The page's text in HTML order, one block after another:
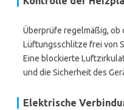
Überprüfe regelmäßig, ob
Lüftungsschlitze frei von
Eine blockierte
und die Sicherheit des
Elektrische